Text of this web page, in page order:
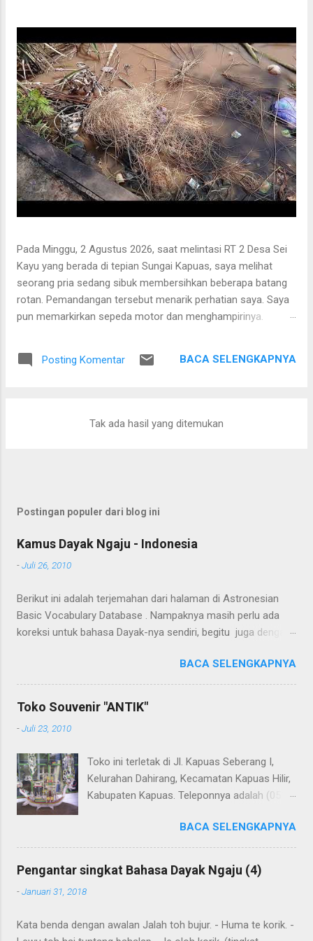
Pada Minggu, 2 Agustus 2026, saat melintasi RT 2 Desa Sei
Kayu yang berada di tepian Sungai Kapuas, saya melihat
seorang pria sedang sibuk membersihkan beberapa batang
rotan. Pemandangan tersebut menarik perhatian saya. Saya
pun memarkirkan sepeda motor dan menghampirinya.
mengenai proses pengolahan rotan hingga menjadi bahan
baku tikar anyaman. Di tangan masyarakat setempat, rotan
memiliki nilai ekonomi. Bapak tersebut bercerita bahwa rotan
akan dipegang harus dibersihkan terlebih dahulu. Setelah
Posting Komentar BACA SELENGKAPNYA
Tak ada hasil yang ditemukan
Postingan populer dari blog ini
Kamus Dayak Ngaju - Indonesia
-Juli 26, 2010
Berikut ini adalah terjemahan dari halaman di Astronesian
Basic Vocabulary Database . Nampaknya masih perlu ada
koreksi untuk bahasa Dayak-nya sendiri, begitu juga dengan
Translate . Koreksi bahasa dibantu oleh Dra. Hernawaty,
M.Kes. Untuk koreksi dari halaman ini dapat diberikan pada
komentar. Upaya penerjemahan Kamus Bahasa Dayak -
Dayak Ngaju - Indonesia .
BACA SELENGKAPNYA
Toko Souvenir "ANTIK"
-Juli 23, 2010
Toko ini terletak di Jl. Kapuas Seberang I,
Kelurahan Dahirang, Kecamatan Kapuas Hilir,
Kabupaten Kapuas. Teleponnya adalah (0513)
khas Kapuas seperti perahu naga yang
terbuat dari getah nyatu (sebagaimana
tampak dalam gambar berikut ini): Perahu
naga dari getah nyatu
BACA SELENGKAPNYA
Pengantar singkat Bahasa Dayak Ngaju (4)
-Januari 31, 2018
Kata benda dengan awalan Jalah toh bujur. - Huma te korik. -